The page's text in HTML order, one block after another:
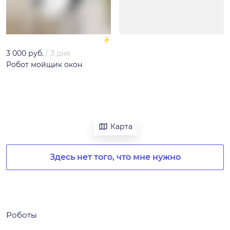
3 000 руб. / 3 дня
Робот мойщик окон
Карта
Здесь нет того, что мне нужно
Роботы